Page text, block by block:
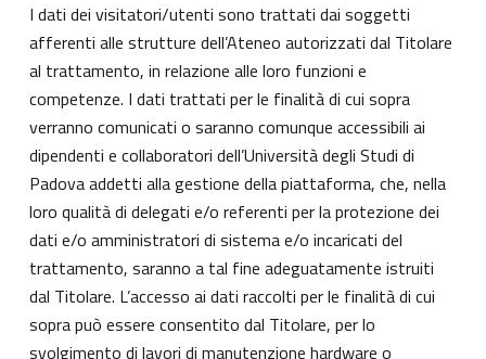
I dati dei visitatori/utenti sono trattati dai soggetti
afferenti alle strutture dell’Ateneo autorizzati dal Titolare
al trattamento, in relazione alle loro funzioni e
competenze. I dati trattati per le finalità di cui sopra
verranno comunicati o saranno comunque accessibili ai
dipendenti e collaboratori dell’Università degli Studi di
Padova addetti alla gestione della piattaforma, che, nella
loro qualità di delegati e/o referenti per la protezione dei
dati e/o amministratori di sistema e/o incaricati del
trattamento, saranno a tal fine adeguatamente istruiti
dal Titolare. L’accesso ai dati raccolti per le finalità di cui
sopra può essere consentito dal Titolare, per lo
svolgimento di lavori di manutenzione hardware o